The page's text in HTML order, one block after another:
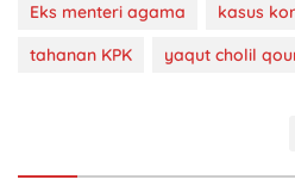
Eks menteri agama kasus
tahanan KPK
yaqut cholil